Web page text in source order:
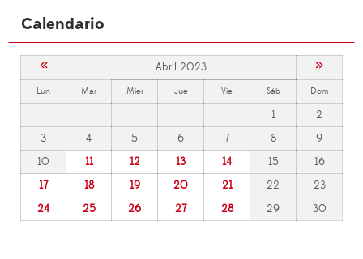
Calendario
« Abril 2023 »
Lun Mar Mier Jue Vie Sáb Dom
1
2
3
4 5 6 7 8
9
10
11 12 13 14 15
16
17
18 19 20 21 22
23
24
25 26 27 28 29 30